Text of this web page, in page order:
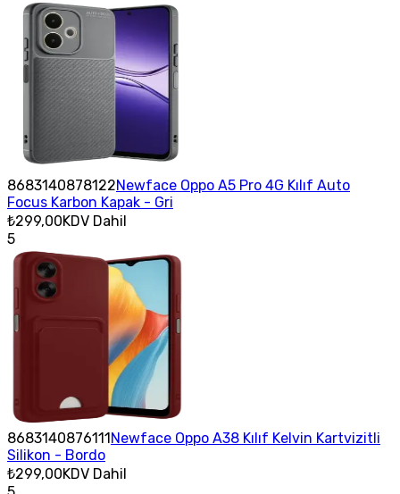
8683140878122Newface Oppo A5 Pro 4G Kılıf Auto
Focus Karbon Kapak - Gri
₺299,00KDV Dahil
5
8683140876111Newface Oppo A38 Kılıf Kelvin Kartvizitli
Silikon - Bordo
₺299,00KDV Dahil